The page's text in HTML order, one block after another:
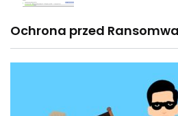
Ochrona przed